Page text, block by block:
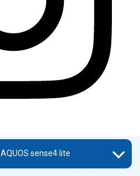
AQUOS sense4 lite